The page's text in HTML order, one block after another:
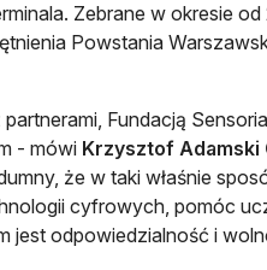
Zebrane w okresie od
Powstania
Fundacją
- mówi Krzysztof Adamski
że w taki właśnie
cyfrowych, pomóc
jest odpowiedzialność i